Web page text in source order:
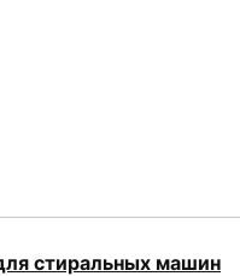
стиральных машин